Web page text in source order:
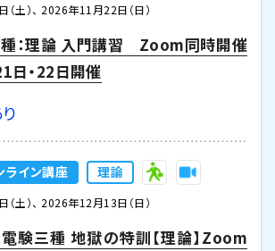
土） 2026年11月22日（日）
：理論 入門講習 Zoom同時開催
日・22日開催
ライン講座 理論
土） 2026年12月13日（日）
電験三種 地獄の特訓【理論】Zoom